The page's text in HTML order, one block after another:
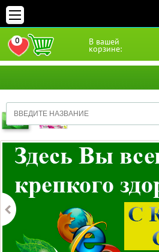
В вашей
корзине:
0
ПЕРЕЙТИ В ИЗБРАННОЕ